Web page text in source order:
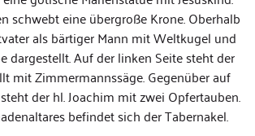
schwebt eine übergroße Krone. Oberhalb
als bärtiger Mann mit Weltkugel und
dargestellt. Auf der linken Seite steht der
mit Zimmermannssäge. Gegenüber auf
der hl. Joachim mit zwei Opfertauben.
befindet sich der Tabernakel.